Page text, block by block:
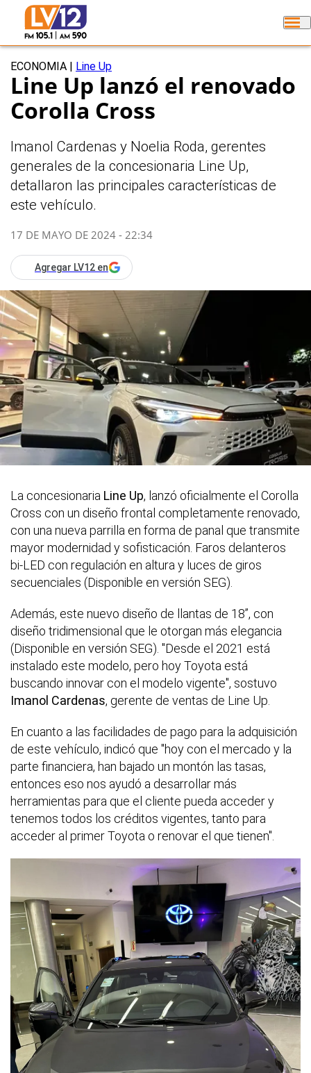
ECONOMIA Line Up
Line Up lanzó el renovado
Corolla Cross
Imanol Cardenas y Noelia Roda, gerentes
generales de la concesionaria Line Up,
detallaron las principales características de
este vehículo.
17 DE MAYO DE 2024 - 22:34
Agregar LV12 en
La concesionaria Line Up, lanzó oficialmente el Corolla
Cross con un diseño frontal completamente renovado,
con una nueva parrilla en forma de panal que transmite
mayor modernidad y sofisticación. Faros delanteros
bi-LED con regulación en altura y luces de giros
secuenciales (Disponible en versión SEG).
Además, este nuevo diseño de llantas de 18”, con
diseño tridimensional que le otorgan más elegancia
(Disponible en versión SEG). "Desde el 2021 está
instalado este modelo, pero hoy Toyota está
buscando innovar con el modelo vigente", sostuvo
Imanol Cardenas, gerente de ventas de Line Up.
En cuanto a las facilidades de pago para la adquisición
de este vehículo, indicó que "hoy con el mercado y la
parte financiera, han bajado un montón las tasas,
entonces eso nos ayudó a desarrollar más
herramientas para que el cliente pueda acceder y
tenemos todos los créditos vigentes, tanto para
acceder al primer Toyota o renovar el que tienen".